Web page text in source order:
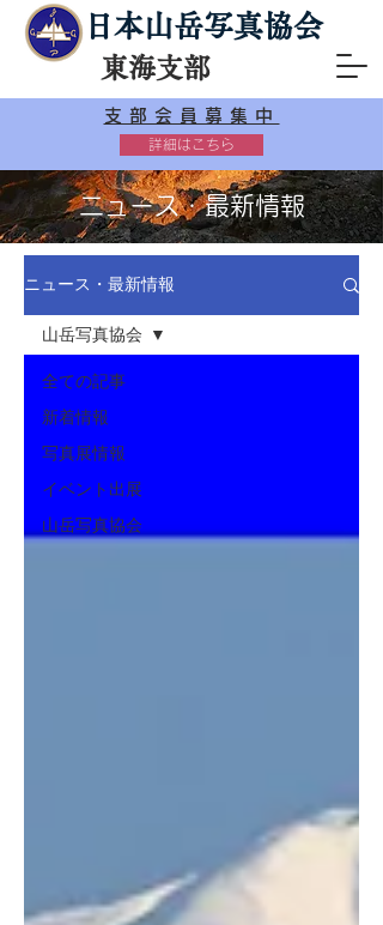
日本山岳写真協会
東海支部
支部会員募集中
詳細はこちら
ニュース・最新情報
ニュース・最新情報
全ての記事
新着情報
写真展情報
イベント出展
山岳写真協会
山岳写真協会